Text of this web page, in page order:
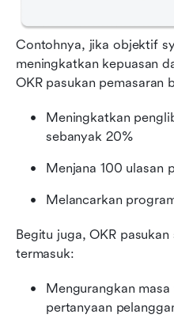
Contohnya, jika objektif
meningkatkan kepuasan
OKR pasukan pemasaran
Meningkatkan
sebanyak 20%
Menjana 100 ulasan
Melancarkan
Begitu juga, OKR
termasuk:
Mengurangkan
pertanyaan